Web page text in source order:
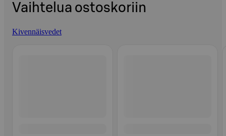
Vaihtelua ostoskoriin
Kivennäisvedet